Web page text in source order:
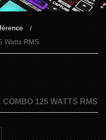
/
Watts RMS
125 WATTS RMS